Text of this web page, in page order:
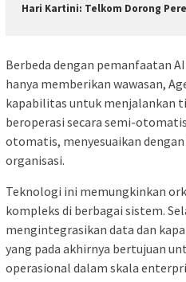
Hari Kartini: Telkom Dorong
Berbeda dengan pemanfaatan
hanya memberikan wawasan,
kapabilitas untuk menjalankan
beroperasi secara semi-
otomatis, menyesuaikan
organisasi.
Teknologi ini memungkinkan
kompleks di berbagai sistem.
mengintegrasikan data dan
yang pada akhirnya bertujuan
operasional dalam skala